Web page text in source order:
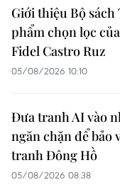
Giới thiệu Bộ sách
phẩm chọn lọc
Fidel Castro Ruz
05/08/2026 10:10
Đưa tranh AI vào
ngăn chặn để bảo
tranh Đông Hồ
05/08/2026 08:38